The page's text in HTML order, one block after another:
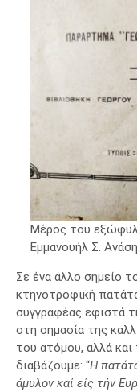
Μέρος του
Εμμανουήλ Σ.
Σε ένα άλλο σημείο
κτηνοτροφική
συγγραφέας εφιστά
στη σημασία της
του ατόμου, αλλά και
διαβάζουμε: “Η
άμυλον καί είς τήν